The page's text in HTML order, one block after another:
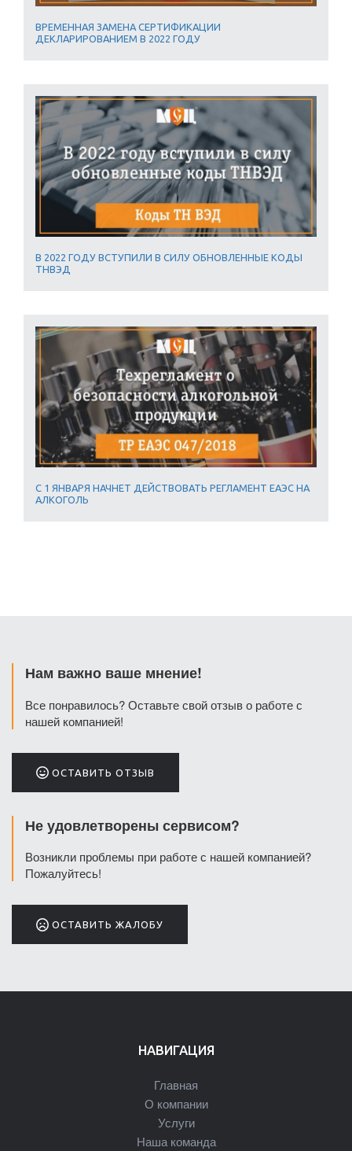
ВРЕМЕННАЯ ЗАМЕНА СЕРТИФИКАЦИИ
ДЕКЛАРИРОВАНИЕМ В 2022 ГОДУ
В 2022 ГОДУ ВСТУПИЛИ В СИЛУ ОБНОВЛЕННЫЕ КОДЫ
ТНВЭД
С 1 ЯНВАРЯ НАЧНЕТ ДЕЙСТВОВАТЬ РЕГЛАМЕНТ ЕАЭС НА
АЛКОГОЛЬ
Нам важно ваше мнение!
Все понравилось? Оставьте свой отзыв о работе с
нашей компанией!
ОСТАВИТЬ ОТЗЫВ
Не удовлетворены сервисом?
Возникли проблемы при работе с нашей компанией?
Пожалуйтесь!
ОСТАВИТЬ ЖАЛОБУ
НАВИГАЦИЯ
Главная
О компании
Услуги
Наша команда